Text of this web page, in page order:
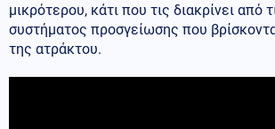
μικρότερου, κάτι που τις διακρίνει από
συστήματος προσγείωσης που
της ατράκτου.